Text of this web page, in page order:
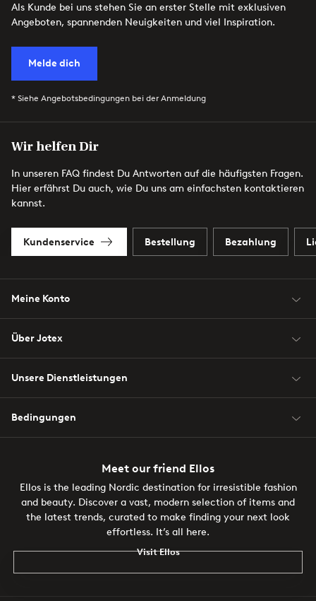
Als Kunde bei uns stehen Sie an erster Stelle mit exklusiven
Angeboten, spannenden Neuigkeiten und viel Inspiration.
Melde dich
* Siehe Angebotsbedingungen bei der Anmeldung
Wir helfen Dir
In unseren FAQ findest Du Antworten auf die häufigsten Fragen.
Hier erfährst Du auch, wie Du uns am einfachsten kontaktieren
kannst.
Kundenservice Bestellung Bezahlung
Meine Konto
Über Jotex
Unsere Dienstleistungen
Bedingungen
Meet our friend Ellos
Ellos is the leading Nordic destination for irresistible fashion
and beauty. Discover a vast, modern selection of items and
the latest trends, curated to make finding your next look
effortless. It’s all here.
Visit Ellos